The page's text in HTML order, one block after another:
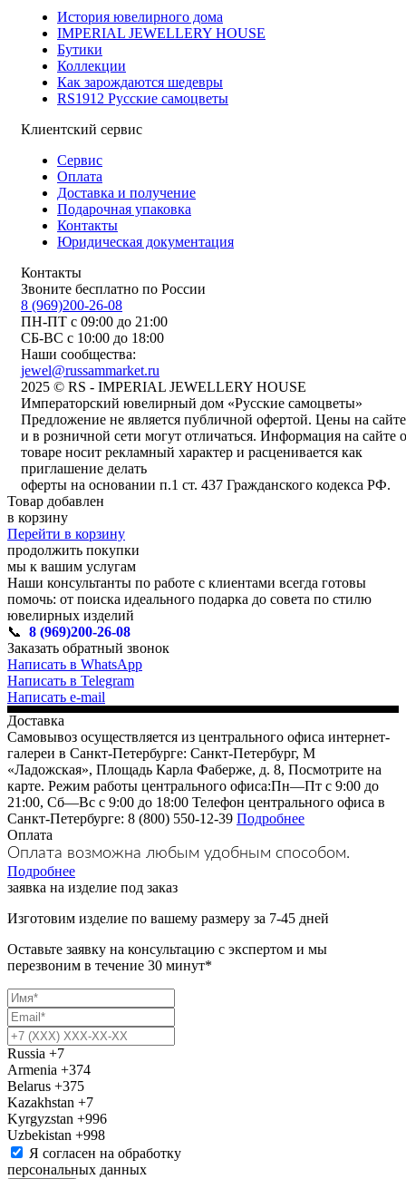
История ювелирного дома
IMPERIAL JEWELLERY HOUSE
Бутики
Коллекции
Как зарождаются шедевры
RS1912 Русские самоцветы
Клиентский сервис
Сервис
Оплата
Доставка и получение
Подарочная упаковка
Контакты
Юридическая документация
Контакты
Звоните бесплатно по России
8 (969)200-26-08
ПН-ПТ с 09:00 до 21:00
СБ-ВС с 10:00 до 18:00
Наши сообщества:
jewel@russammarket.ru
2025 © RS - IMPERIAL JEWELLERY HOUSE
Императорский ювелирный дом «Русские самоцветы»
Предложение не является публичной офертой. Цены на сайте
и в розничной сети могут отличаться. Информация на сайте о
товаре носит рекламный характер и расценивается как
приглашение делать
оферты на основании п.1 ст. 437 Гражданского кодекса РФ.
Товар добавлен
в корзину
Перейти в корзину
продолжить покупки
мы к вашим услугам
Наши консультанты по работе с клиентами всегда готовы
помочь: от поиска идеального подарка до совета по стилю
ювелирных изделий
📞 8 (969)200-26-08
Заказать обратный звонок
Написать в WhatsApp
Написать в Telegram
Написать e-mail
Доставка
Самовывоз осуществляется из центрального офиса интернет-
галереи в Санкт-Петербурге: Санкт-Петербург, М
«Ладожская», Площадь Карла Фаберже, д. 8, Посмотрите на
карте. Режим работы центрального офиса:Пн—Пт с 9:00 до
21:00, Сб—Вс с 9:00 до 18:00 Телефон центрального офиса в
Санкт-Петербурге: 8 (800) 550-12-39 Подробнее
Оплата
Оплата возможна любым удобным способом.
Подробнее
заявка на изделие под заказ
Изготовим изделие по вашему размеру за 7-45 дней
Оставьте заявку на консультацию с экспертом и мы
перезвоним в течение 30 минут*
Russia +7
Armenia +374
Belarus +375
Kazakhstan +7
Kyrgyzstan +996
Uzbekistan +998
Я согласен на обработку
персональных данных